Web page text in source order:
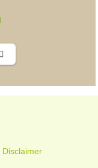
Disclaimer